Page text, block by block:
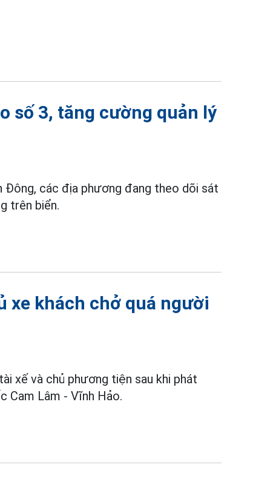
số 3, tăng cường quản lý
Đông, các địa phương đang theo dõi sát
trên biển.
xe khách chở quá người
xế và chủ phương tiện sau khi phát
Cam Lâm - Vĩnh Hảo.